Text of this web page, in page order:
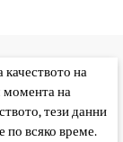
на
момента на
тези данни
по всяко време.